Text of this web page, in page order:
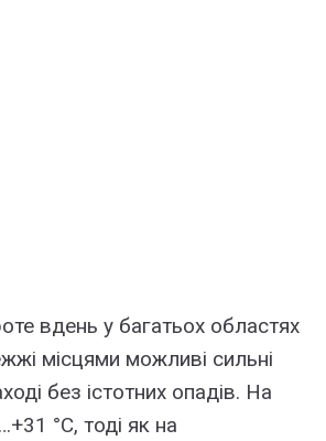
вдень у багатьох областях
місцями можливі сильні
без істотних опадів. На
°С, тоді як на